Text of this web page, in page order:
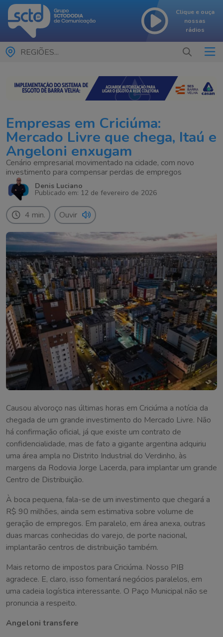
Clique e ouça
nossas
rádios
REGIÕES...
Empresas em Criciúma:
Mercado Livre que chega, Itaú e
Angeloni enxugam
Cenário empresarial movimentado na cidade, com novo
investimento para compensar perdas de empregos
Denis Luciano
Publicado em: 12 de fevereiro de 2026
4 min. Ouvir
Causou alvoroço nas últimas horas em Criciúma a notícia da
chegada de um grande investimento do Mercado Livre. Não
há confirmação oficial, já que existe um contrato de
confidencialidade, mas de fato a gigante argentina adquiriu
uma área ampla no Distrito Industrial do Verdinho, às
margens da Rodovia Jorge Lacerda, para implantar um grande
Centro de Distribuição.
À boca pequena, fala-se de um investimento que chegará a
R$ 90 milhões, ainda sem estimativa sobre volume de
geração de empregos. Em paralelo, em área anexa, outras
duas marcas conhecidas do varejo, de porte nacional,
implantarão centros de distribuição também.
Mais retorno de impostos para Criciúma. Nosso PIB
agradece. E, claro, isso fomentará negócios paralelos, em
uma cadeia logística interessante. O Paço Municipal não se
pronuncia a respeito.
Angeloni transfere